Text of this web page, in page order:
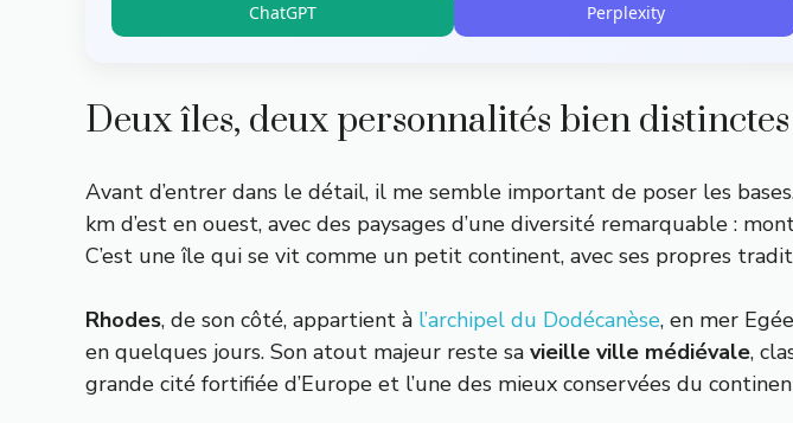
ChatGPT Perplexity
Deux îles, deux personnalités bien distinctes
Avant d’entrer dans le détail, il me semble important de poser les
km d’est en ouest, avec des paysages d’une diversité remarquable :
C’est une île qui se vit comme un petit continent, avec ses propres
Rhodes, de son côté, appartient à l’archipel du Dodécanèse, en mer
en quelques jours. Son atout majeur reste sa vieille ville médiévale,
grande cité fortifiée d’Europe et l’une des mieux conservées du